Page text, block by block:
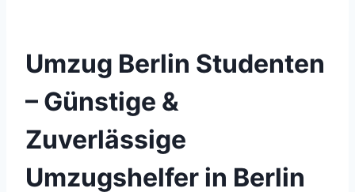
Umzug Berlin Studenten
– Günstige &
Zuverlässige
Umzugshelfer in Berlin